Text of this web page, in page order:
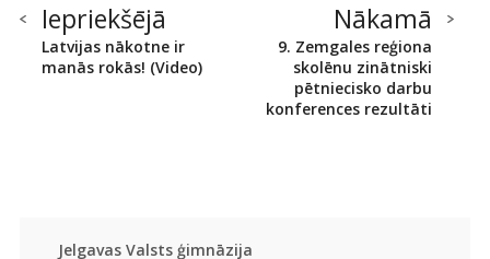
Iepriekšējā
Latvijas nākotne ir
manās rokās! (Video)
Nākamā
9. Zemgales reģiona
skolēnu zinātniski
pētniecisko darbu
konferences rezultāti
Jelgavas Valsts ģimnāzija